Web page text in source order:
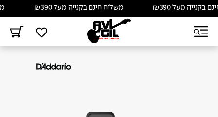
מעל ₪390 משלוח חינם בקנייה מעל ₪390